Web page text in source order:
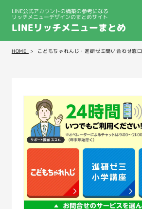
LINE公式アカウントの構築の参考になる
リッチメニューデザインのまとめサイト
LINEリッチメニューまとめ
HOME こどもちゃれんじ・進研ゼミ問い合わせ窓口